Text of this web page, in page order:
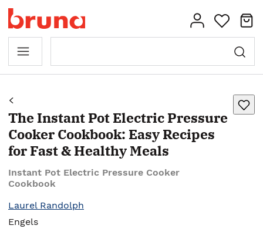
The Instant Pot Electric Pressure
Cooker Cookbook: Easy Recipes
for Fast & Healthy Meals
Instant Pot Electric Pressure Cooker
Cookbook
Laurel Randolph
Engels